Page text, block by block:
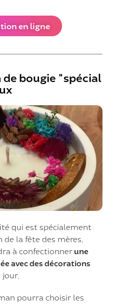
en ligne
bougie "spécial
qui est spécialement
de la fête des mères.
à confectionner une
avec des décorations
pourra choisir les